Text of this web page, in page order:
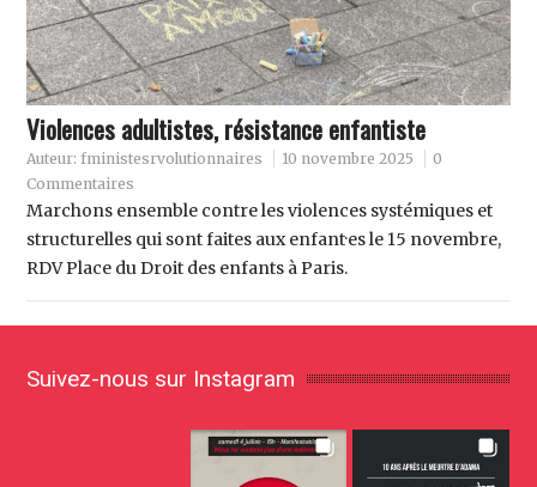
Violences adultistes, résistance enfantiste
Auteur: fministesrvolutionnaires 10 novembre 2025
0
Commentaires
Marchons ensemble contre les violences systémiques et
structurelles qui sont faites aux enfant·es le 15 novembre,
RDV Place du Droit des enfants à Paris.
Suivez-nous sur Instagram